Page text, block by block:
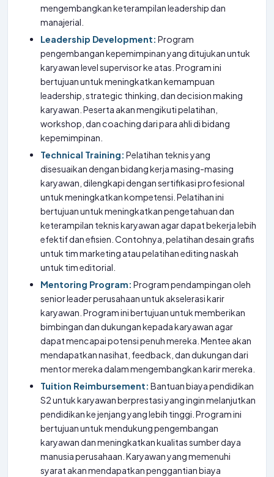
mengembangkan keterampilan leadership dan
manajerial.
Leadership Development: Program
pengembangan kepemimpinan yang ditujukan untuk
karyawan level supervisor ke atas. Program ini
bertujuan untuk meningkatkan kemampuan
leadership, strategic thinking, dan decision making
karyawan. Peserta akan mengikuti pelatihan,
workshop, dan coaching dari para ahli di bidang
kepemimpinan.
Technical Training: Pelatihan teknis yang
disesuaikan dengan bidang kerja masing-masing
karyawan, dilengkapi dengan sertifikasi profesional
untuk meningkatkan kompetensi. Pelatihan ini
bertujuan untuk meningkatkan pengetahuan dan
keterampilan teknis karyawan agar dapat bekerja lebih
efektif dan efisien. Contohnya, pelatihan desain grafis
untuk tim marketing atau pelatihan editing naskah
untuk tim editorial.
Mentoring Program: Program pendampingan oleh
senior leader perusahaan untuk akselerasi karir
karyawan. Program ini bertujuan untuk memberikan
bimbingan dan dukungan kepada karyawan agar
dapat mencapai potensi penuh mereka. Mentee akan
mendapatkan nasihat, feedback, dan dukungan dari
mentor mereka dalam mengembangkan karir mereka.
Tuition Reimbursement: Bantuan biaya pendidikan
S2 untuk karyawan berprestasi yang ingin melanjutkan
pendidikan ke jenjang yang lebih tinggi. Program ini
bertujuan untuk mendukung pengembangan
karyawan dan meningkatkan kualitas sumber daya
manusia perusahaan. Karyawan yang memenuhi
syarat akan mendapatkan penggantian biaya